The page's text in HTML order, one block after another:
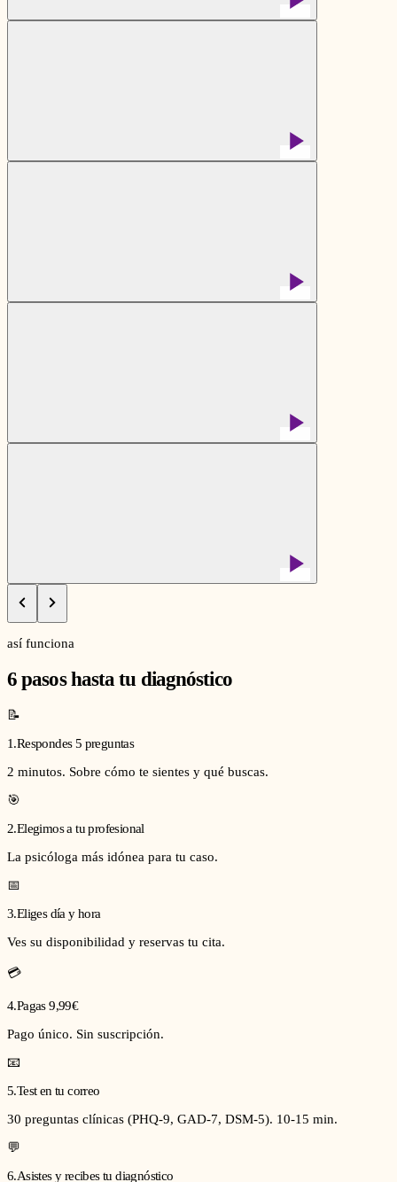
así funciona
6 pasos hasta tu diagnóstico
📝
1.Respondes 5 preguntas
2 minutos. Sobre cómo te sientes y qué buscas.
🎯
2.Elegimos a tu profesional
La psicóloga más idónea para tu caso.
📅
3.Eliges día y hora
Ves su disponibilidad y reservas tu cita.
💳
4.Pagas 9,99€
Pago único. Sin suscripción.
📧
5.Test en tu correo
30 preguntas clínicas (PHQ-9, GAD-7, DSM-5). 10-15 min.
💬
6.Asistes y recibes tu diagnóstico